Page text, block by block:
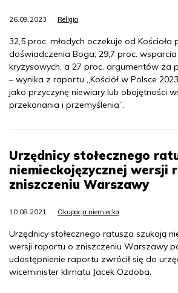
26.09.2023 Religia
32,5 proc. młodych oczekuje od Kościoła
doświadczenia Boga; 29,7 proc.
kryzysowych, a 27 proc. argumentów za
– wynika z raportu „Kościół w Polsce
jako przyczynę niewiary lub obojętności
przekonania i przemyślenia”.
Urzędnicy stołecznego
niemieckojęzycznej wersji
zniszczeniu Warszawy
10.08.2021 Okupacja niemiecka
Urzędnicy stołecznego ratusza szukają
wersji raportu o zniszczeniu Warszawy
udostępnienie raportu zwrócił się do
wiceminister klimatu Jacek Ozdoba.